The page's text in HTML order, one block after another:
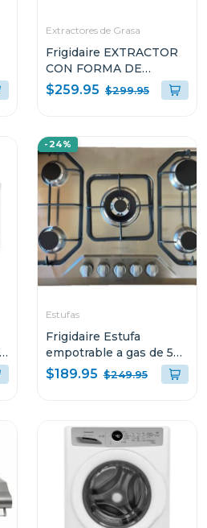
Extractores de Grasa
Frigidaire EXTRACTOR
CON FORMA DE
CAMPANA DE 36" PARA
PARED L904EXI
$259.95 $299.95
-24%
Estufas
Frigidaire Estufa
empotrable a gas de 5
quemadores ftgc3050
$189.95 $249.95